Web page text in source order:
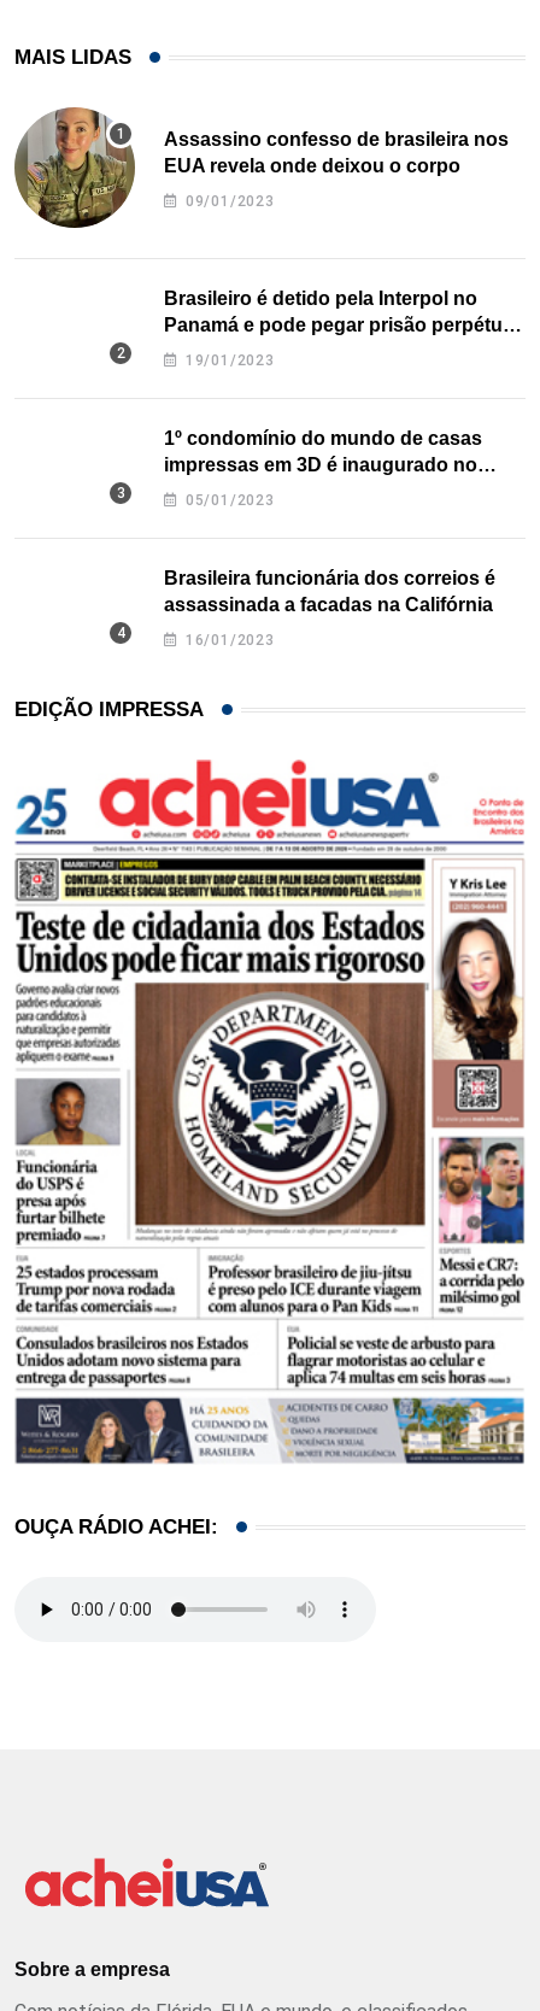
MAIS LIDAS
Assassino confesso de brasileira nos
EUA revela onde deixou o corpo
09/01/2023
Brasileiro é detido pela Interpol no
Panamá e pode pegar prisão perpétua
nos EUA
19/01/2023
1º condomínio do mundo de casas
impressas em 3D é inaugurado no
Texas
05/01/2023
Brasileira funcionária dos correios é
assassinada a facadas na Califórnia
16/01/2023
EDIÇÃO IMPRESSA
OUÇA RÁDIO ACHEI:
Sobre a empresa